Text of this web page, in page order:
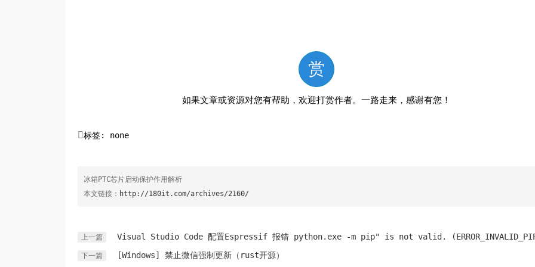
赏
如果文章或资源对您有帮助，欢迎打赏作者。一路走来，感谢有您！
标签: none
冰箱PTC芯片启动保护作用解析
本文链接： http://180it.com/archives/2160/
上一篇 Visual Studio Code 配置Espressif 报错 python.exe -m pip" is not valid.
下一篇 [Windows] 禁止微信强制更新（rust开源）